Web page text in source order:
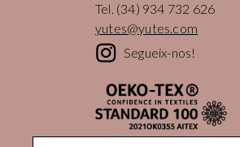
Tel. (34) 934 732 626
yutes@yutes.com
Segueix-nos!